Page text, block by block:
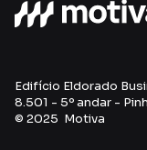
Edifício Eldorado
8.501 - 5º andar -
© 2025 Motiva